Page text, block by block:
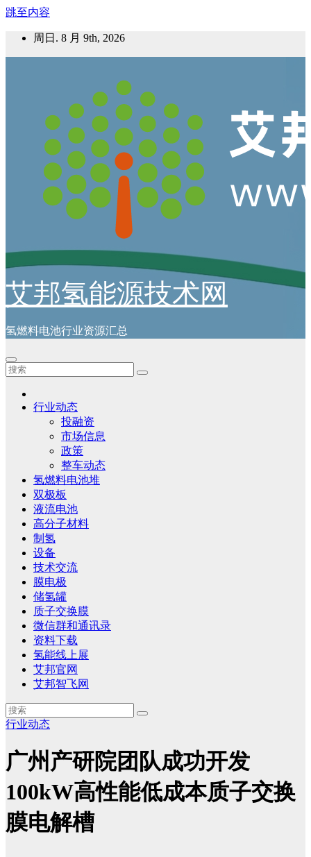
跳至内容
周日. 8 月 9th, 2026
艾邦氢能源技术网
氢燃料电池行业资源汇总
行业动态
投融资
市场信息
政策
整车动态
氢燃料电池堆
双极板
液流电池
高分子材料
制氢
设备
技术交流
膜电极
储氢罐
质子交换膜
微信群和通讯录
资料下载
氢能线上展
艾邦官网
艾邦智飞网
行业动态
广州产研院团队成功开发
100kW高性能低成本质子交换
膜电解槽